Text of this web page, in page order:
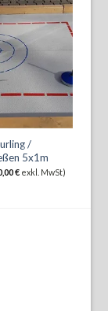
/
5x1m
€exkl. MwSt)